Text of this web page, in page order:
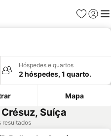
Favoritos
Iniciar
Hóspedes e quartos
2 hóspedes, 1 quarto.
Mapa
Suíça
resultados